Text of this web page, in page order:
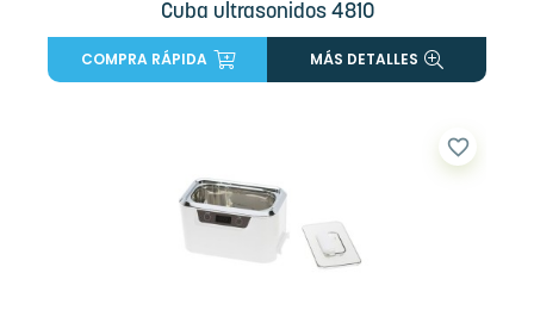
Cuba ultrasonidos 4810
COMPRA RÁPIDA MÁS DETALLES
favorite_border